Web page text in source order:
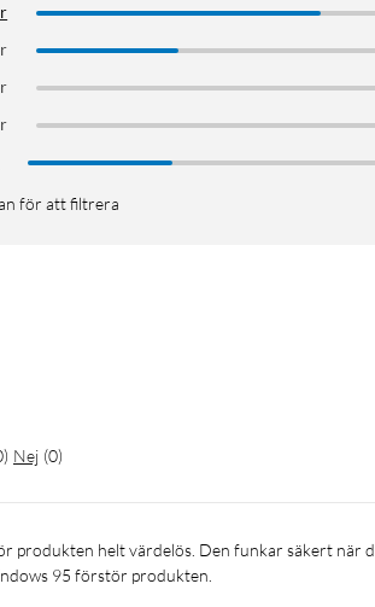
för att filtrera
) Nej (0)
95 förstör produkten.